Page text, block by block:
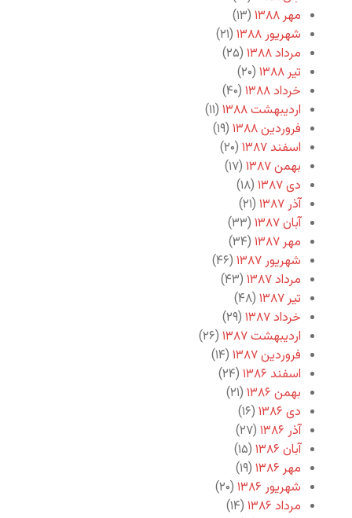
مهر ۱۳۸۸
(۱۳)
شهریور ۱۳۸۸
(۲۱)
مرداد ۱۳۸۸
(۲۵)
تیر ۱۳۸۸
(۲۰)
خرداد ۱۳۸۸
(۴۰)
اردیبهشت ۱۳۸۸
(۱۱)
فروردین ۱۳۸۸
(۱۹)
اسفند ۱۳۸۷
(۲۰)
بهمن ۱۳۸۷
(۱۷)
دی ۱۳۸۷
(۱۸)
آذر ۱۳۸۷
(۲۱)
آبان ۱۳۸۷
(۳۳)
مهر ۱۳۸۷
(۳۴)
شهریور ۱۳۸۷
(۴۶)
مرداد ۱۳۸۷
(۴۳)
تیر ۱۳۸۷
(۴۸)
خرداد ۱۳۸۷
(۲۹)
اردیبهشت ۱۳۸۷
(۲۶)
فروردین ۱۳۸۷
(۱۴)
اسفند ۱۳۸۶
(۲۴)
بهمن ۱۳۸۶
(۲۱)
دی ۱۳۸۶
(۱۶)
آذر ۱۳۸۶
(۲۷)
آبان ۱۳۸۶
(۱۵)
مهر ۱۳۸۶
(۱۹)
شهریور ۱۳۸۶
(۲۰)
مرداد ۱۳۸۶
(۱۴)